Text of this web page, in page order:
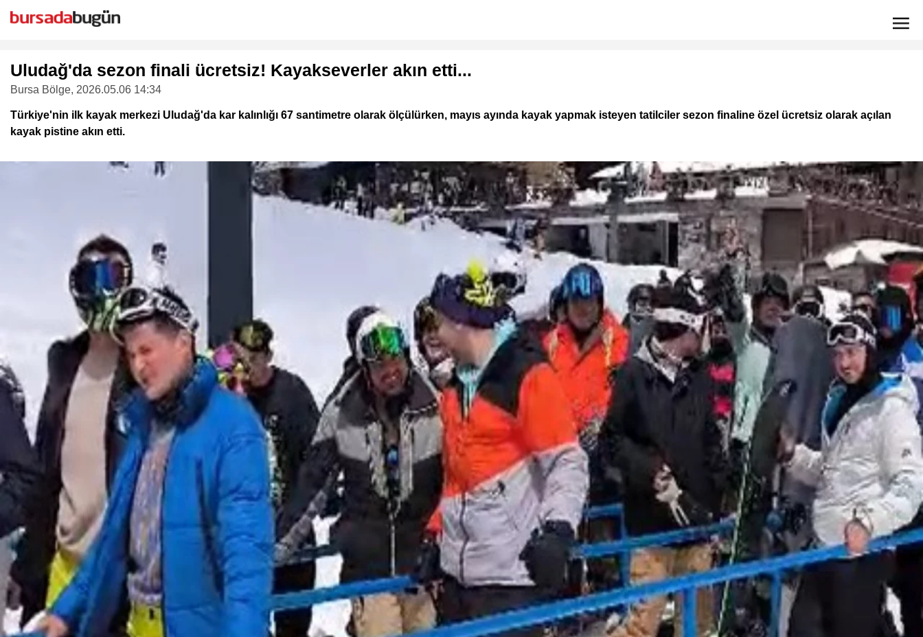
Uludağ'da sezon finali ücretsiz! Kayakseverler akın etti...
Bursa Bölge, 2026.05.06 14:34
Türkiye'nin ilk kayak merkezi Uludağ'da kar kalınlığı 67 santimetre olarak ölçülürken, mayıs ayında kayak yapmak isteyen tatilciler sezon finaline özel ücretsiz olarak açılan
kayak pistine akın etti.